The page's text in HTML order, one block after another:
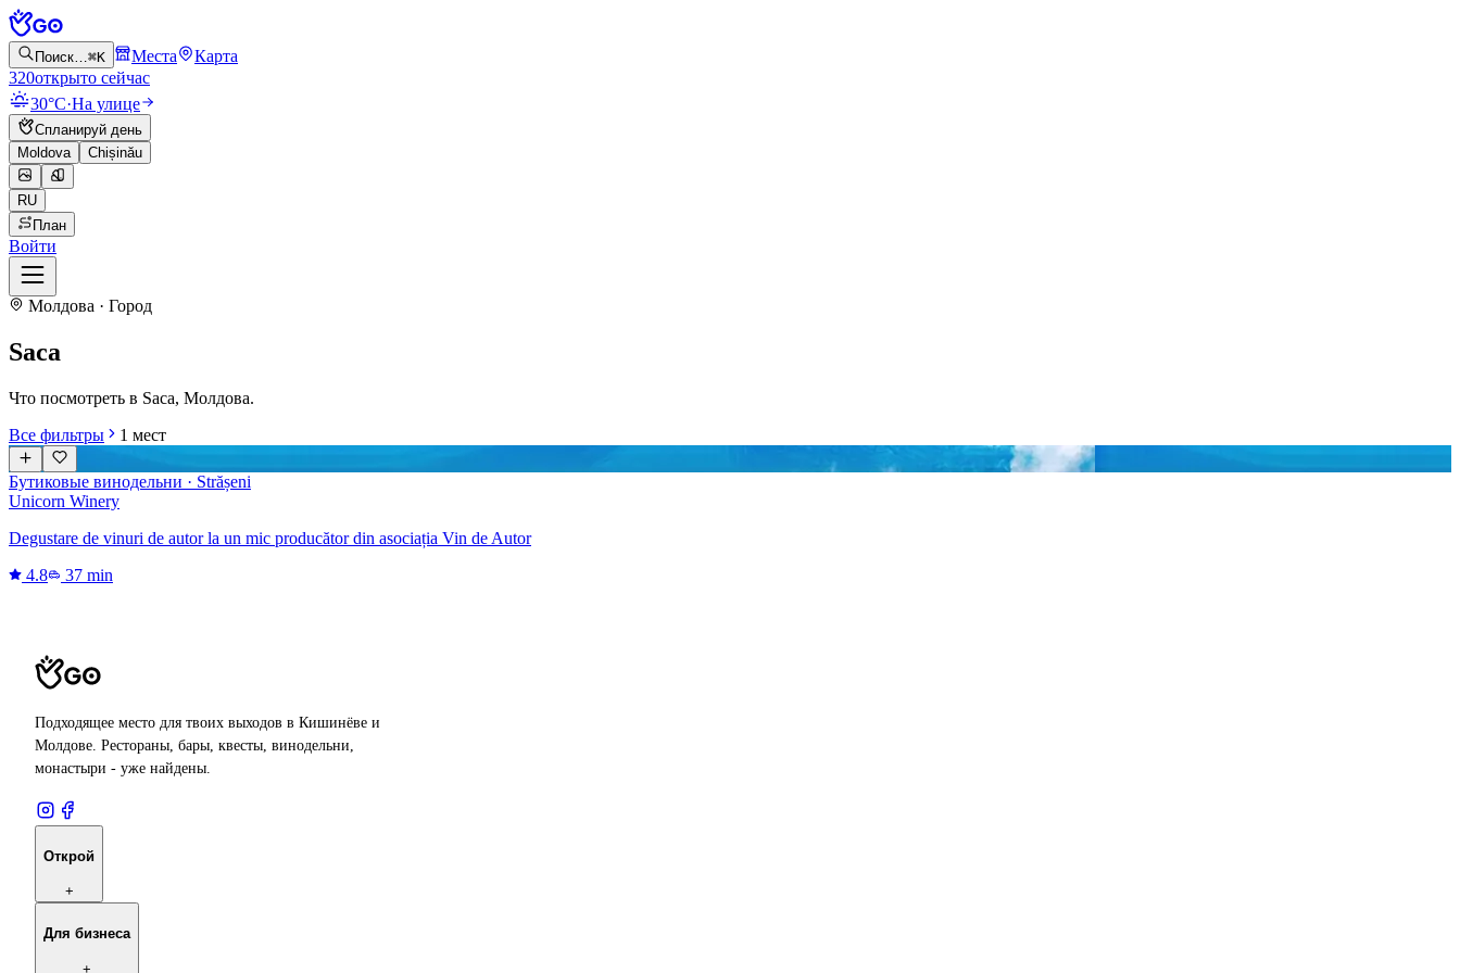
Поиск…⌘K Места
Карта
320открыто сейчас
30°C·На улице
Спланируй день
Moldova
Chișinău
RU
План
Войти
Молдова · Город
Saca
Что посмотреть в Saca, Молдова.
Все фильтры
1 мест
Бутиковые винодельни · Strășeni
Unicorn Winery
Degustare de vinuri de autor la un mic producător din asociația Vin de Autor
4.8
37 min
Подходящее место для твоих выходов в Кишинёве и
Молдове. Рестораны, бары, квесты, винодельни,
монастыри - уже найдены.
Открой
+
Для бизнеса
+